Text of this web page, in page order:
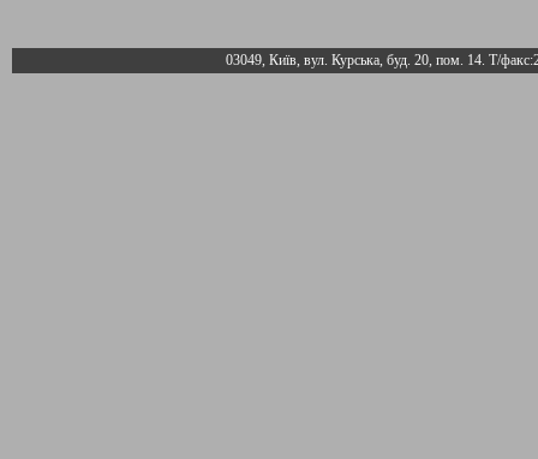
03049, Київ, вул. Курська, буд. 20, пом. 14. Т/